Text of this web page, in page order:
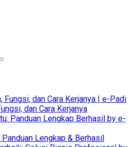
dan Cara Kerjanya
Lengkap & Berhasil